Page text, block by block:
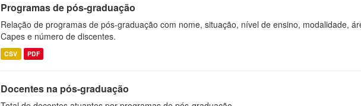
Programas de pós-graduação
Relação de programas de pós-graduação com nome, situação, nível de ensino, modalidade,
Capes e número de discentes.
CSV PDF
Docentes na pós-graduação